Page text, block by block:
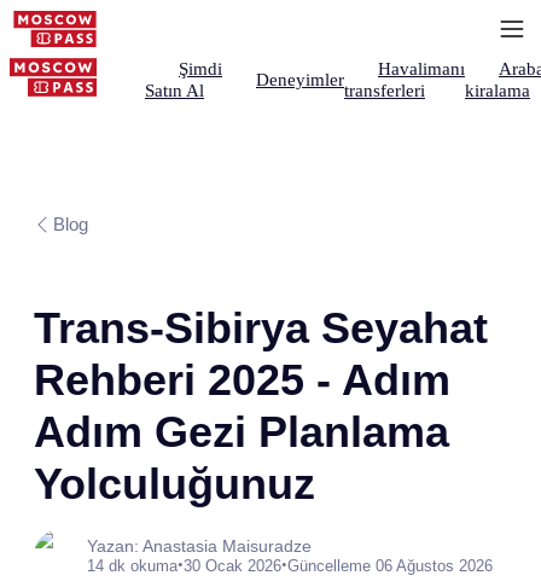
Şimdi
Satın Al
Deneyimler
Havalimanı
transferleri
kiralama
Blog
Trans-Sibirya Seyahat
Rehberi 2025 - Adım
Adım Gezi Planlama
Yolculuğunuz
Yazan: Anastasia Maisuradze
14 dk okuma•30 Ocak 2026•Güncelleme 06 Ağustos 2026